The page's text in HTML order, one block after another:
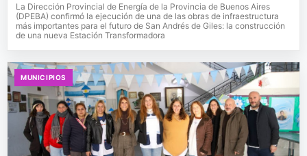
La Dirección Provincial de Energía de la Provincia de Buenos Aires
(DPEBA) confirmó la ejecución de una de las obras de infraestructura
más importantes para el futuro de San Andrés de Giles: la construcción
de una nueva Estación Transformadora
MUNICIPIOS